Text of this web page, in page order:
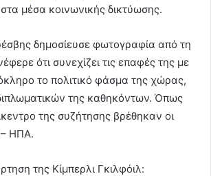
μέσα κοινωνικής δικτύωσης.
δημοσίευσε φωτογραφία από τη
ότι συνεχίζει τις επαφές της με
το πολιτικό φάσμα της χώρας,
της καθηκόντων. Όπως
της συζήτησης βρέθηκαν οι
– ΗΠΑ.
της Κίμπερλι Γκιλφόιλ: